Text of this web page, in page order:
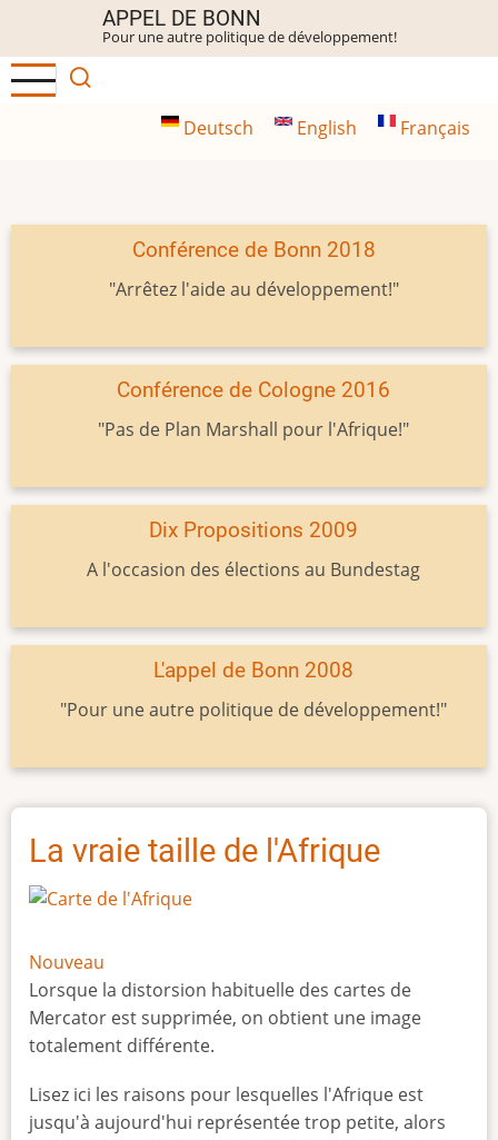
contenu
principal
APPEL DE BONN
Pour une autre politique de développement!
Deutsch English Français
Conférence de Bonn 2018
"Arrêtez l'aide au développement!"
Conférence de Cologne 2016
"Pas de Plan Marshall pour l'Afrique!"
Dix Propositions 2009
A l'occasion des élections au Bundestag
L'appel de Bonn 2008
"Pour une autre politique de développement!"
La vraie taille de l'Afrique
Nouveau
Lorsque la distorsion habituelle des cartes de
Mercator est supprimée, on obtient une image
totalement différente.
Lisez ici les raisons pour lesquelles l'Afrique est
jusqu'à aujourd'hui représentée trop petite, alors